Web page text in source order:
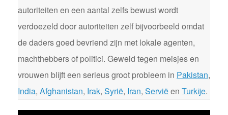
autoriteiten en een aantal zelfs bewust wordt
verdoezeld door autoriteiten zelf bijvoorbeeld omdat
de daders goed bevriend zijn met lokale agenten,
machthebbers of politici. Geweld tegen meisjes en
vrouwen blijft een serieus groot probleem in Pakistan,
India, Afghanistan, Irak, Syrië, Iran, Serviëen Turkije.